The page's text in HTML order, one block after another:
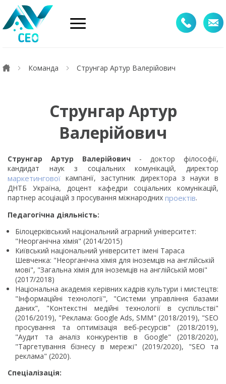
Команда Струнгар Артур Валерійович
Струнгар Артур
Валерійович
Струнгар Артур Валерійович - доктор філософії,
кандидат наук з соціальних комунікацій, директор
маркетингової кампанії, заступник директора з науки в
ДНТБ Україна, доцент кафедри соціальних комунікацій,
партнер асоціацій з просування міжнародних проектів.
Педагогічна діяльність:
Білоцерківський національний аграрний університет:
"Неорганічна хімія" (2014/2015)
Київський національний університет імені Тараса
Шевченка: "Неорганічна хімія для іноземців на англійській
мові", "Загальна хімія для іноземців на англійській мові"
(2017/2018)
Національна академія керівних кадрів культури і мистецтв:
"Інформаційні технології", "Системи управління базами
даних", "Контекстні медійні технології в суспільстві"
(2016/2019), "Реклама: Google Ads, SMM" (2018/2019), "SEO
просування та оптимізація веб-ресурсів" (2018/2019),
"Аудит та аналіз конкурентів в Google" (2018/2020),
"Таргетування бізнесу в мережі" (2019/2020), "SEO та
реклама" (2020).
Спеціалізація: